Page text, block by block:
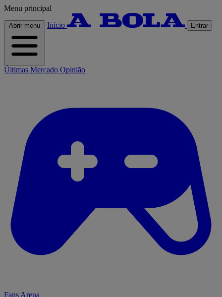
Menu principal
Abrir menu Início Entrar
Últimas Mercado Opinião
Fans Arena